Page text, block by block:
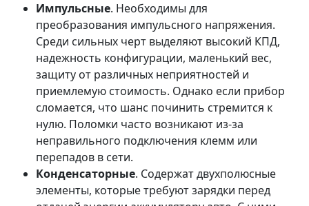
Импульсные. Необходимы для
преобразования импульсного напряжения.
Среди сильных черт выделяют высокий КПД,
надежность конфигурации, маленький вес,
защиту от различных неприятностей и
приемлемую стоимость. Однако если прибор
сломается, что шанс починить стремится к
нулю. Поломки часто возникают из-за
неправильного подключения клемм или
перепадов в сети.
Конденсаторные. Содержат двухполюсные
элементы, которые требуют зарядки перед